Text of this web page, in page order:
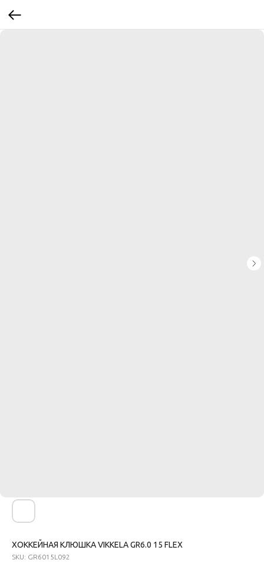
ХОККЕЙНАЯ КЛЮШКА VIKKELA GR6.0 15 FLEX
SKU: GR6015L092